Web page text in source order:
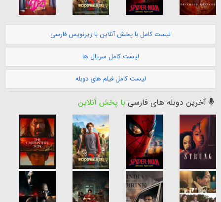
لیست کامل با پخش آنلاین با زیرنویس فارسی
لیست کامل سریال ها
لیست کامل فیلم های دوبله
آخرین دوبله های فارسی با پخش آنلاین